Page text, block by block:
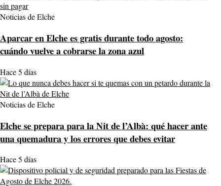
Noticias de Elche
Aparcar en Elche es gratis durante todo agosto:
cuándo vuelve a cobrarse la zona azul
Hace 5 días
Noticias de Elche
Elche se prepara para la Nit de l’Albà: qué hacer ante
una quemadura y los errores que debes evitar
Hace 5 días